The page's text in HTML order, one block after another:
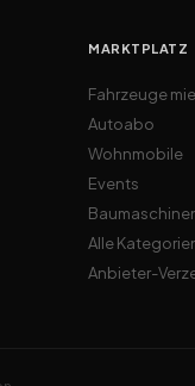
MARKTPLATZ
Fahrzeuge
Autoabo
Wohnmobile
Events
Alle
Anbieter-